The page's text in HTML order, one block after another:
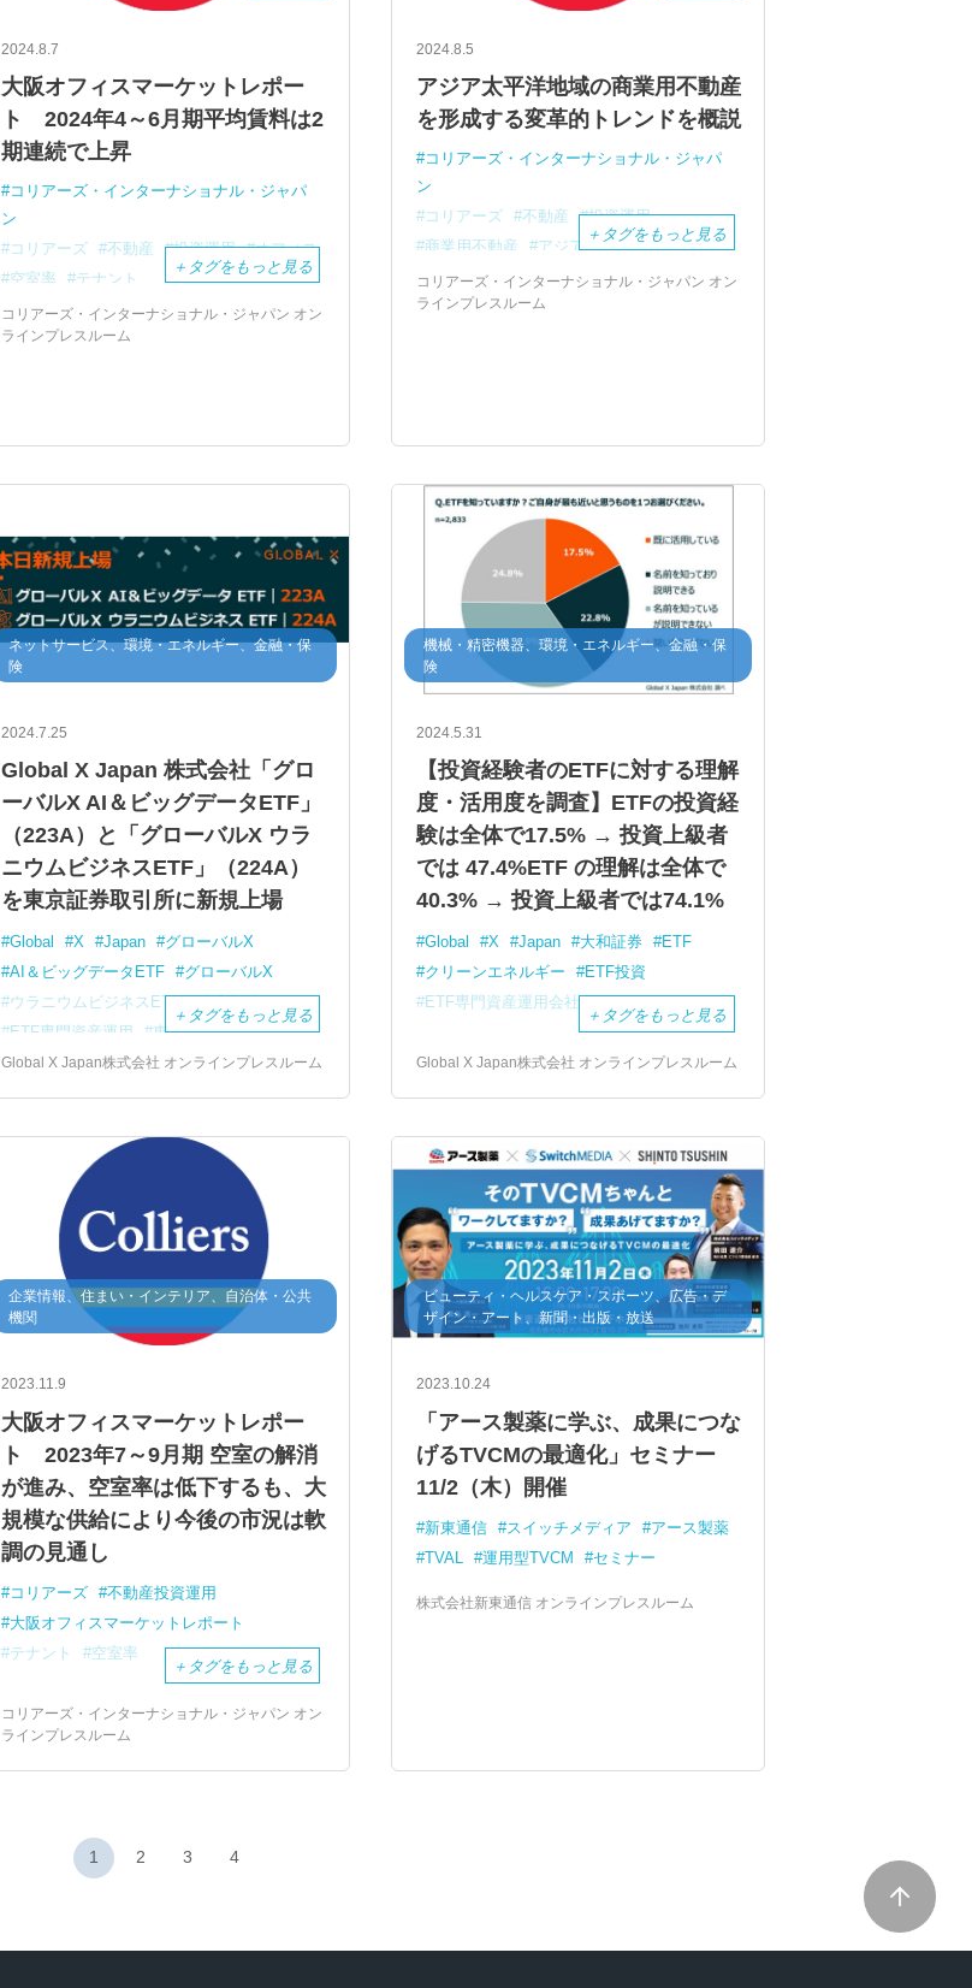
2024.8.7
大阪オフィスマーケットレポー
ト 2024年4～6月期平均賃料は2
期連続で上昇
コリアーズ・インターナショナル・ジャパ
ン
コリアーズ
不動産 投資運用
オフィス
空室率
テナント
ネットアブソープション
大阪オフィスマーケットレポート
＋ タグをもっと見る
コリアーズ・インターナショナル・ジャパン オン
ラインプレスルーム
2024.8.5
アジア太平洋地域の商業用不動産
を形成する変革的トレンドを概説
コリアーズ・インターナショナル・ジャパ
ン
コリアーズ
不動産
投資運用
商業用不動産
アジア太平洋地域
トレンド
ハイブリッドワークモデル
＋ タグをもっと見る
コリアーズ・インターナショナル・ジャパン オン
ラインプレスルーム
ネットサービス、環境・エネルギー、金融・保
険
2024.7.25
Global X Japan 株式会社「グロ
ーバルX AI＆ビッグデータETF」
（223A）と「グローバルX ウラ
ニウムビジネスETF」（224A）
を東京証券取引所に新規上場
Global X Japan
グローバルX
AI＆ビッグデータETF
グローバルX
ウラニウムビジネスETF
大和証券
ETF専門資産運用
東京証券取引所
投資リスク
ファンド 著作権
＋ タグをもっと見る
Global X Japan株式会社 オンラインプレスルーム
機械・精密機器、環境・エネルギー、金融・保
険
2024.5.31
【投資経験者のETFに対する理解
度・活用度を調査】ETFの投資経
験は全体で17.5% → 投資上級者
では 47.4%ETF の理解は全体で
40.3% → 投資上級者では74.1%
Global X Japan 大和証券
ETF
クリーンエネルギー
ETF投資
ETF専門資産運用会社
AI
＋ タグをもっと見る
Global X Japan株式会社 オンラインプレスルーム
企業情報、住まい・インテリア、自治体・公共
機関
2023.11.9
大阪オフィスマーケットレポー
ト 2023年7～9月期 空室の解消
が進み、空室率は低下するも、大
規模な供給により今後の市況は軟
調の見通し
コリアーズ
不動産投資運用
大阪オフィスマーケットレポート
テナント
空室率
＋ タグをもっと見る
コリアーズ・インターナショナル・ジャパン オン
ラインプレスルーム
ビューティ・ヘルスケア・スポーツ、広告・デ
ザイン・アート、新聞・出版・放送
2023.10.24
「アース製薬に学ぶ、成果につな
げるTVCMの最適化」セミナー
11/2（木）開催
新東通信 スイッチメディア
アース製薬
TVAL
運用型TVCM セミナー
株式会社新東通信 オンラインプレスルーム
1 2 3 4